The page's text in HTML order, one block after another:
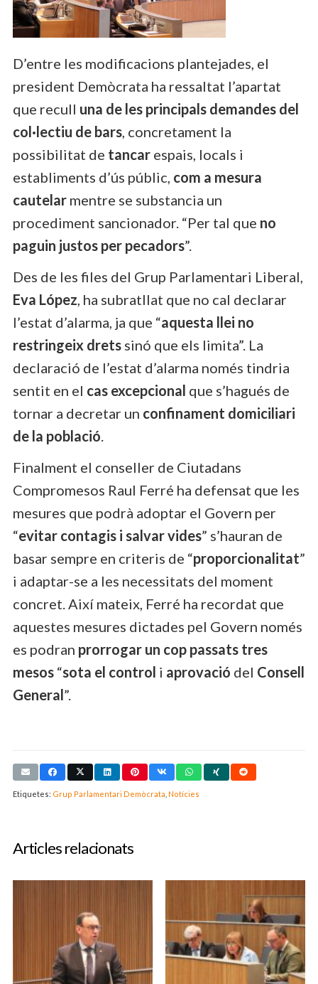
D’entre les modificacions plantejades, el
president Demòcrata ha ressaltat l’apartat
que recull una de les principals demandes del
col·lectiu de bars, concretament la
possibilitat de tancar espais, locals i
establiments d’ús públic, com a mesura
cautelar mentre se substancia un
procediment sancionador. “Per tal que no
paguin justos per pecadors”.
Des de les files del Grup Parlamentari Liberal,
Eva López, ha subratllat que no cal declarar
l’estat d’alarma, ja que “aquesta llei no
restringeix drets sinó que els limita”. La
declaració de l’estat d’alarma només tindria
sentit en el cas excepcional que s’hagués de
tornar a decretar un confinament domiciliari
de la població.
Finalment el conseller de Ciutadans
Compromesos Raul Ferré ha defensat que les
mesures que podrà adoptar el Govern per
“evitar contagis i salvar vides” s’hauran de
basar sempre en criteris de “proporcionalitat”
i adaptar-se a les necessitats del moment
concret. Així mateix, Ferré ha recordat que
aquestes mesures dictades pel Govern només
es podran prorrogar un cop passats tres
mesos “sota el control i aprovació del Consell
General”.
Etiquetes: Grup Parlamentari Demòcrata Notícies
Articles relacionats